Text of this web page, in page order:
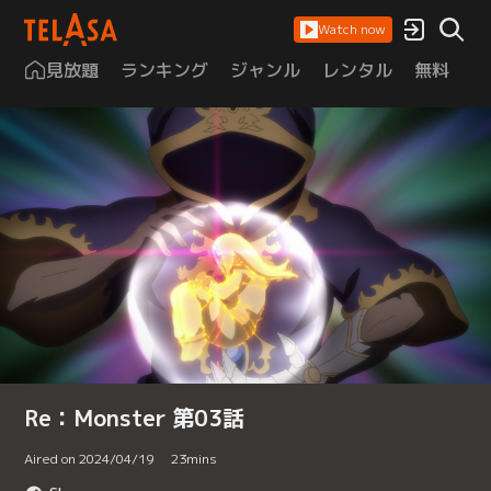
Watch now
見放題 ランキング ジャンル レンタル 無料
Re：Monster 第03話
Aired on 2024/04/19 23mins